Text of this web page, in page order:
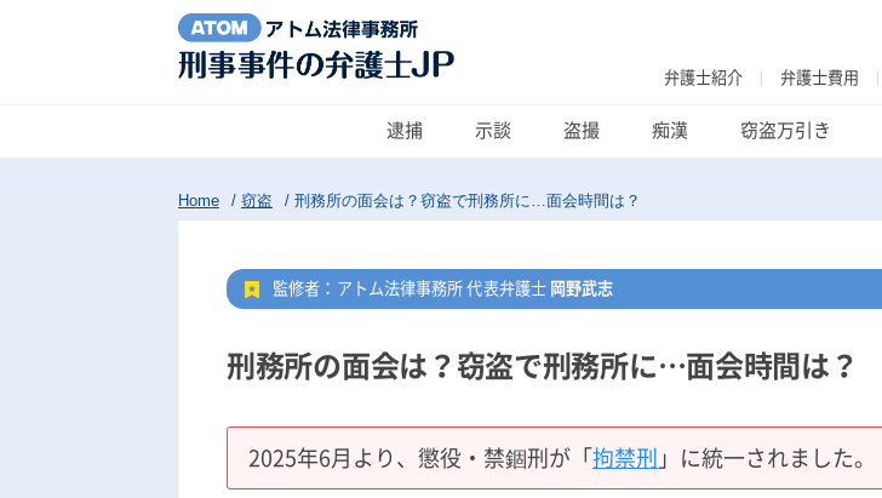
弁護士紹介 弁護士費用
刑事事件 でお困りの方
刑事事件の無料相談
逮捕 示談 盗撮 痴漢 窃盗万引き
Home / 窃盗 / 刑務所の面会は？窃盗で刑務所に…面会時間は？
監修者：アトム法律事務所 代表弁護士 岡野武志
刑務所の面会は？窃盗で刑務所に…面会時間は？
2025年6月より、懲役・禁錮刑が「 拘禁刑 」に統一されました。